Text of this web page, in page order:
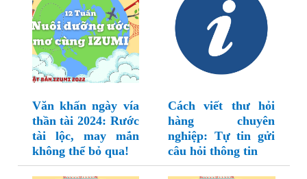
Văn khấn ngày vía
thần tài 2024: Rước
tài lộc, may mắn
không thể bỏ qua!
Cách viết thư hỏi
hàng chuyên
nghiệp: Tự tin gửi
câu hỏi thông tin